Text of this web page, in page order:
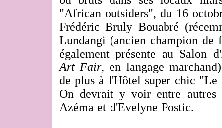
"African outsiders", du 16
Frédéric Bruly Bouabré
Lundangi (ancien champion de
également présente au Salon
Art Fair, en langage
de plus à l'Hôtel super chic
On devrait y voir entre autres
Azéma et d'Evelyne Postic.